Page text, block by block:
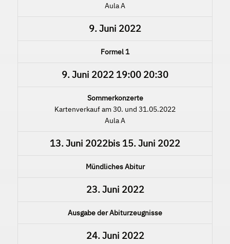
Aula A
9. Juni 2022
Formel 1
9. Juni 2022 19:00 20:30
Sommerkonzerte
Kartenverkauf am 30. und 31.05.2022
Aula A
13. Juni 2022bis 15. Juni 2022
Mündliches Abitur
23. Juni 2022
Ausgabe der Abiturzeugnisse
24. Juni 2022